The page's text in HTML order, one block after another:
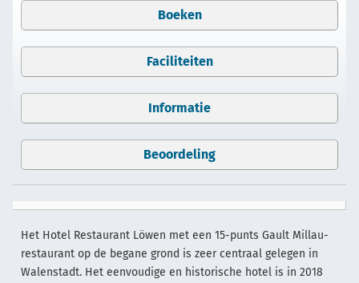
Boeken
Faciliteiten
Informatie
Beoordeling
Het Hotel Restaurant Löwen met een 15-punts Gault Millau-
restaurant op de begane grond is zeer centraal gelegen in
Walenstadt. Het eenvoudige en historische hotel is in 2018